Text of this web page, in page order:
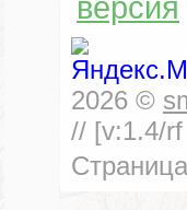
2026 ©
// [v:1.4/rf